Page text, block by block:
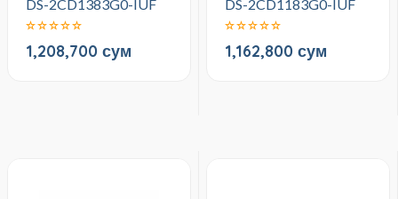
DS-2CD1383G0-IUF
1,208,700 сум
DS-2CD1183G0-IUF
1,162,800 сум